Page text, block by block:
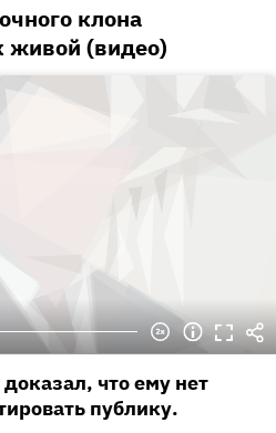
клона
живой (видео)
что ему нет
публику.